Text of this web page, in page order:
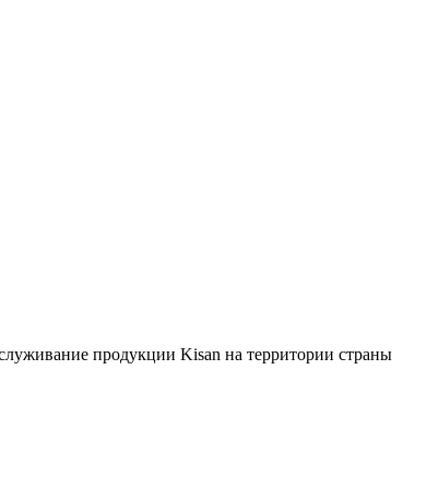
продукции Kisan на территории страны